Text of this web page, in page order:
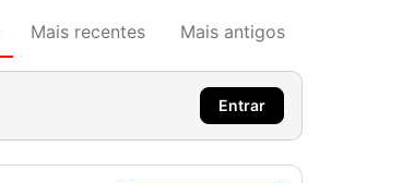
Mais recentes Mais antigos
Entrar